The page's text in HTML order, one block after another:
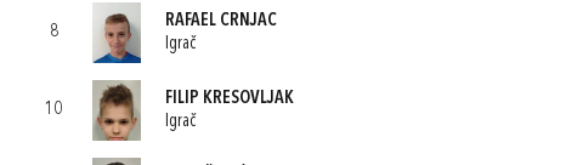
8
RAFAEL CRNJAC
Igrač
10
FILIP KRESOVLJAK
Igrač